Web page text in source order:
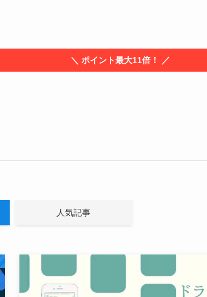
＼ ポイント最大11倍！ ／
人気記事